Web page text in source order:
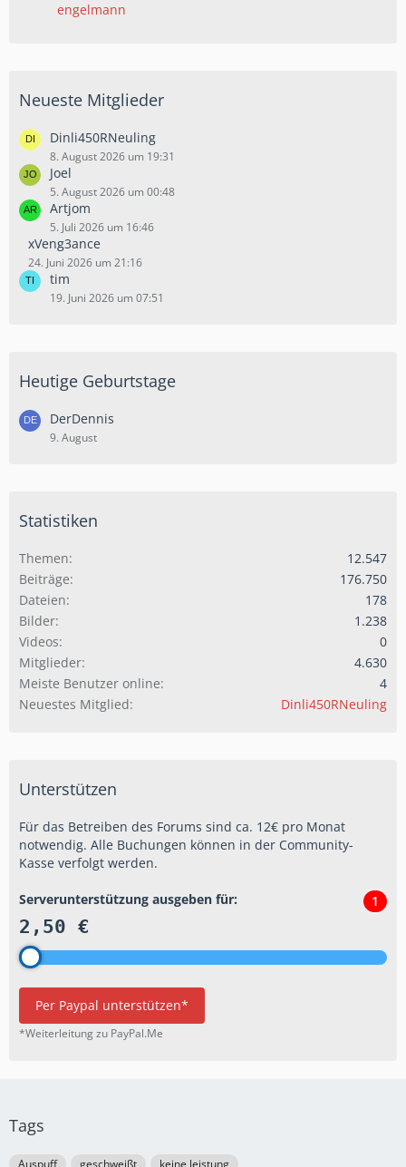
engelmann
Neueste Mitglieder
Dinli450RNeuling
8. August 2026 um 19:31
Joel
5. August 2026 um 00:48
Artjom
5. Juli 2026 um 16:46
xVeng3ance
24. Juni 2026 um 21:16
tim
19. Juni 2026 um 07:51
Heutige Geburtstage
DerDennis
9. August
Statistiken
Themen
12.547
Beiträge
176.750
Dateien
178
Bilder
1.238
Videos
0
Mitglieder
4.630
Meiste Benutzer online
4
Neuestes Mitglied
Dinli450RNeuling
Unterstützen
Für das Betreiben des Forums sind ca. 12€ pro Monat
notwendig. Alle Buchungen können in der Community-
Kasse verfolgt werden.
Serverunterstützung ausgeben für:
2,50 €
1
Per Paypal unterstützen*
*Weiterleitung zu PayPal.Me
Tags